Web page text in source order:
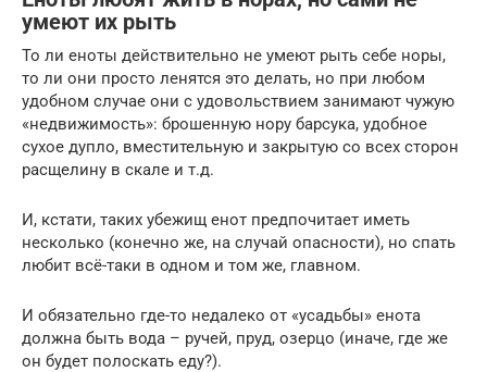
умеют их рыть
То ли еноты действительно не умеют рыть себе норы,
то ли они просто ленятся это делать, но при любом
удобном случае они с удовольствием занимают чужую
«недвижимость»: брошенную нору барсука, удобное
сухое дупло, вместительную и закрытую со всех сторон
расщелину в скале и т.д.
И, кстати, таких убежищ енот предпочитает иметь
несколько (конечно же, на случай опасности), но спать
любит всё-таки в одном и том же, главном.
И обязательно где-то недалеко от «усадьбы» енота
должна быть вода – ручей, пруд, озерцо (иначе, где же
он будет полоскать еду?).